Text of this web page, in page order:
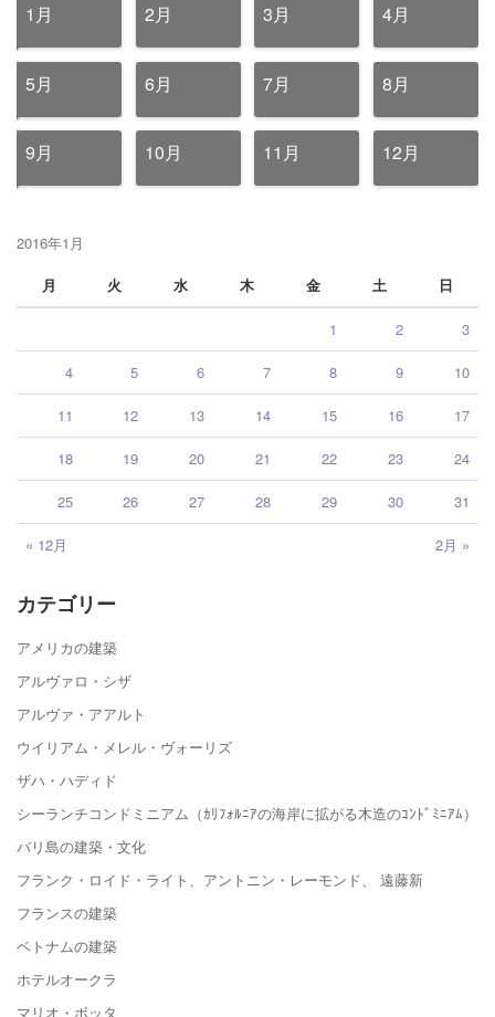
1月 2月 3月 4月
5月 6月 7月 8月
9月 10月 11月 12月
2016年1月
月
火 水 木 金 土 日
« 12月 2月 »
1 2 3
4 5 6 7 8 9 10
11 12 13 14 15 16 17
18 19 20 21 22 23 24
25 26 27 28 29 30 31
カテゴリー
アメリカの建築
アルヴァロ・シザ
アルヴァ・アアルト
ウイリアム・メレル・ヴォーリズ
ザハ・ハディド
シーランチコンドミニアム（ｶﾘﾌｫﾙﾆｱの海岸に拡がる木造のｺﾝﾄﾞﾐﾆｱﾑ）
バリ島の建築・文化
フランク・ロイド・ライト、アントニン・レーモンド、 遠藤新
フランスの建築
ベトナムの建築
ホテルオークラ
マリオ・ボッタ